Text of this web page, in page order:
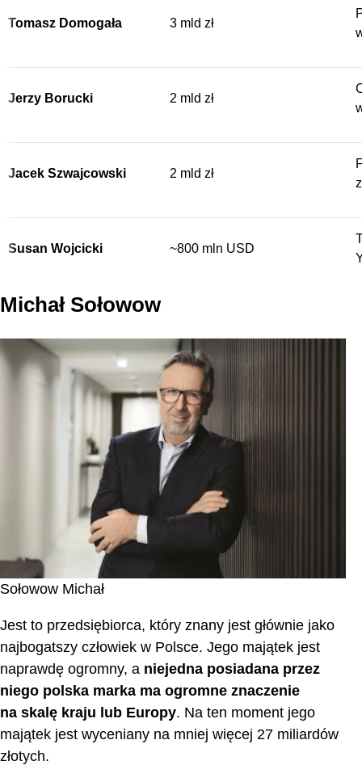
Tomasz Domogała 3 mld zł
Jerzy Borucki 2 mld zł
Jacek Szwajcowski 2 mld zł
Susan Wojcicki ~800 mln USD
Michał Sołowow
Sołowow Michał
Jest to przedsiębiorca, który znany jest głównie jako
najbogatszy człowiek w Polsce. Jego majątek jest
naprawdę ogromny, a niejedna posiadana przez
niego polska marka ma ogromne znaczenie
na skalę kraju lub Europy. Na ten moment jego
majątek jest wyceniany na mniej więcej 27 miliardów
złotych.